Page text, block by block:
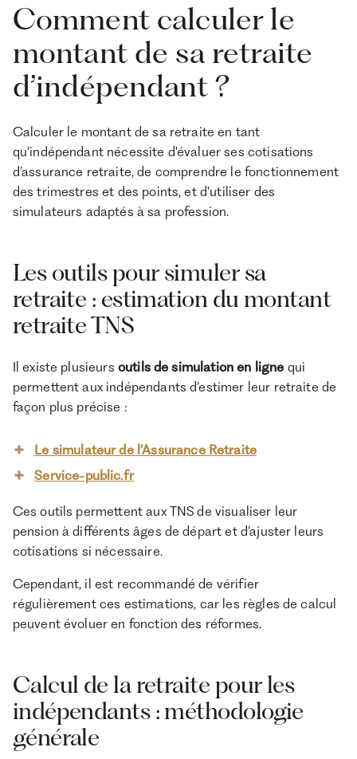
Comment calculer le
montant de sa retraite
d’indépendant ?
Calculer le montant de sa retraite en tant
qu'indépendant nécessite d'évaluer ses cotisations
d’assurance retraite, de comprendre le fonctionnement
des trimestres et des points, et d'utiliser des
simulateurs adaptés à sa profession.
Les outils pour simuler sa
retraite : estimation du montant
retraite TNS
Il existe plusieurs outils de simulation en ligne qui
permettent aux indépendants d’estimer leur retraite de
façon plus précise :
Le simulateur de l’Assurance Retraite
Service-public.fr
Ces outils permettent aux TNS de visualiser leur
pension à différents âges de départ et d’ajuster leurs
cotisations si nécessaire.
Cependant, il est recommandé de vérifier
régulièrement ces estimations, car les règles de calcul
peuvent évoluer en fonction des réformes.
Calcul de la retraite pour les
indépendants : méthodologie
générale